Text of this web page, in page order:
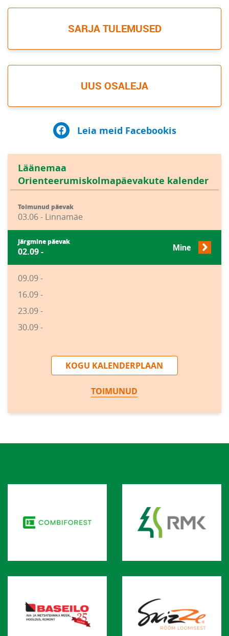
SARJA TULEMUSED
UUS OSALEJA
Leia meid Facebookis
Läänemaa
Orienteerumiskolmapäevakute kalender
Toimunud päevak
03.06 - Linnamäe
Järgmine päevak
02.09 - Mine
09.09 -
16.09 -
23.09 -
30.09 -
KOGU KALENDERPLAAN
TOIMUNUD